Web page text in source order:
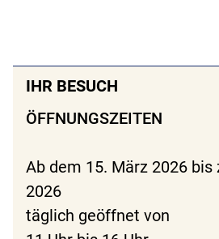
IHR BESUCH
ÖFFNUNGSZEITEN
Ab dem 15. März 2026 bis
2026
täglich geöffnet von